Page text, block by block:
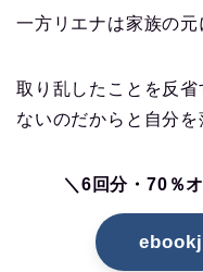
一方リエナは家族の元
取り乱したことを反
ないのだからと自分を
＼6回分・70％